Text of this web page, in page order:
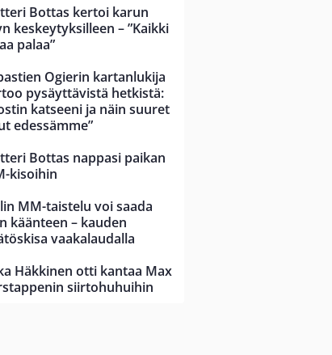
Bottas kertoi karun
keskeytyksilleen – ”Kaikki
palaa”
Ogierin kartanlukija
pysäyttävistä hetkistä:
katseeni ja näin suuret
edessämme”
Bottas nappasi paikan
kisoihin
MM-taistelu voi saada
käänteen – kauden
vaakalaudalla
Häkkinen otti kantaa Max
siirtohuhuihin